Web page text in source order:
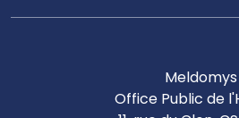
Meldomys
Office Public de